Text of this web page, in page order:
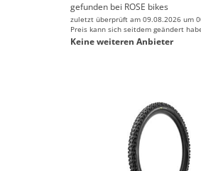
gefunden bei ROSE bikes
zuletzt überprüft am 09.08.2026 um
Preis kann sich seitdem geändert
Keine weiteren Anbieter